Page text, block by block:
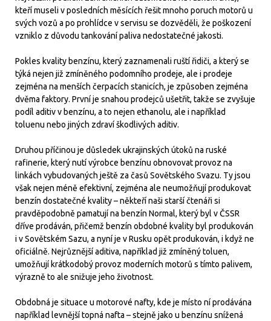
kteří museli v posledních měsících řešit mnoho poruch motorů u
svých vozů a po prohlídce v servisu se dozvěděli, že poškození
vzniklo z důvodu tankování paliva nedostatečné jakosti.
Pokles kvality benzínu, který zaznamenali ruští řidiči, a který se
týká nejen již zmíněného podomního prodeje, ale i prodeje
zejména na menších čerpacích stanicích, je způsoben zejména
dvěma faktory. První je snahou prodejců ušetřit, takže se zvyšuje
podíl aditiv v benzínu, a to nejen ethanolu, ale i například
toluenu nebo jiných zdraví škodlivých aditiv.
Druhou příčinou je důsledek ukrajinských útoků na ruské
rafinerie, který nutí výrobce benzínu obnovovat provoz na
linkách vybudovaných ještě za časů Sovětského Svazu. Ty jsou
však nejen méně efektivní, zejména ale neumožňují produkovat
benzín dostatečné kvality – někteří naši starší čtenáři si
pravděpodobně pamatují na benzín Normal, který byl v ČSSR
dříve prodáván, přičemž benzín obdobné kvality byl produkován
i v Sovětském Sazu, a nyní je v Rusku opět produkován, i když ne
oficiálně. Nejrůznější aditiva, například již zmíněný toluen,
umožňují krátkodobý provoz moderních motorů s tímto palivem,
výrazně to ale snižuje jeho životnost.
Obdobná je situace u motorové nafty, kde je místo ní prodávána
například levnější topná nafta – stejně jako u benzínu snížená